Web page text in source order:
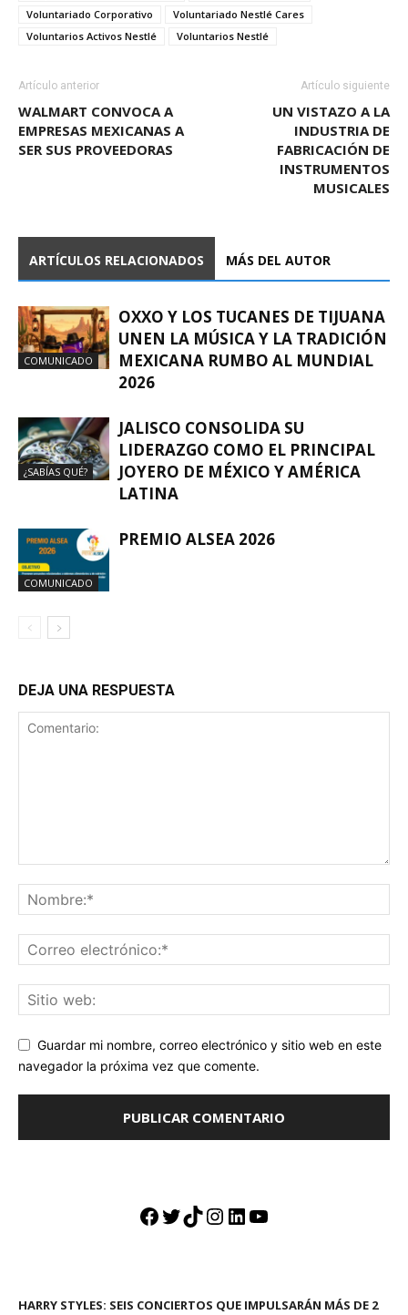
Voluntariado Corporativo
Voluntariado Nestlé Cares
Voluntarios Activos Nestlé
Voluntarios Nestlé
Artículo anterior
WALMART CONVOCA A
EMPRESAS MEXICANAS A
SER SUS PROVEEDORAS
Artículo siguiente
UN VISTAZO A LA
INDUSTRIA DE
FABRICACIÓN DE
INSTRUMENTOS
MUSICALES
ARTÍCULOS RELACIONADOS MÁS DEL AUTOR
COMUNICADO
OXXO Y LOS TUCANES DE TIJUANA
UNEN LA MÚSICA Y LA TRADICIÓN
MEXICANA RUMBO AL MUNDIAL
2026
¿SABÍAS QUÉ?
JALISCO CONSOLIDA SU
LIDERAZGO COMO EL PRINCIPAL
JOYERO DE MÉXICO Y AMÉRICA
LATINA
COMUNICADO
PREMIO ALSEA 2026
DEJA UNA RESPUESTA
Guardar mi nombre, correo electrónico y sitio web en este
navegador la próxima vez que comente.
Facebook
Twitter
TikTok
Instagram
LinkedIn
YouTube
HARRY STYLES: SEIS CONCIERTOS QUE IMPULSARÁN MÁS DE 2